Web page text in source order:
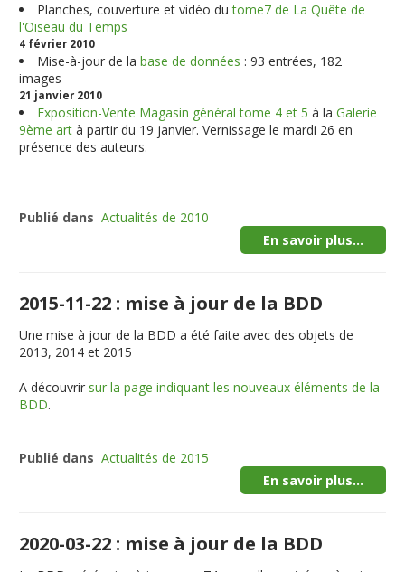
Planches, couverture et vidéo dutome7 de La Quête de
l'Oiseau du Temps
4 février 2010
Mise-à-jour de labase de données : 93 entrées, 182
images
21 janvier 2010
Exposition-Vente Magasin général tome 4 et 5 à laGalerie
9ème art à partir du 19 janvier. Vernissage le mardi 26 en
présence des auteurs.
Publié dans Actualités de 2010
En savoir plus...
2015-11-22 : mise à jour de la BDD
Une mise à jour de la BDD a été faite avec des objets de
2013, 2014 et 2015
A découvrir sur la page indiquant les nouveaux éléments de la
BDD.
Publié dans Actualités de 2015
En savoir plus...
2020-03-22 : mise à jour de la BDD